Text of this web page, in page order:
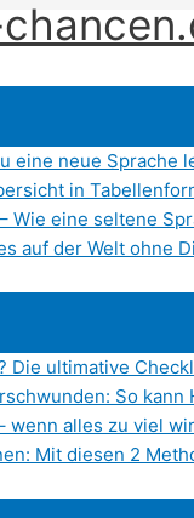
eine neue Sprache
in
Wie eine seltene
auf der Welt ohne
Die ultimative
So
wenn alles zu viel
Mit diesen 2